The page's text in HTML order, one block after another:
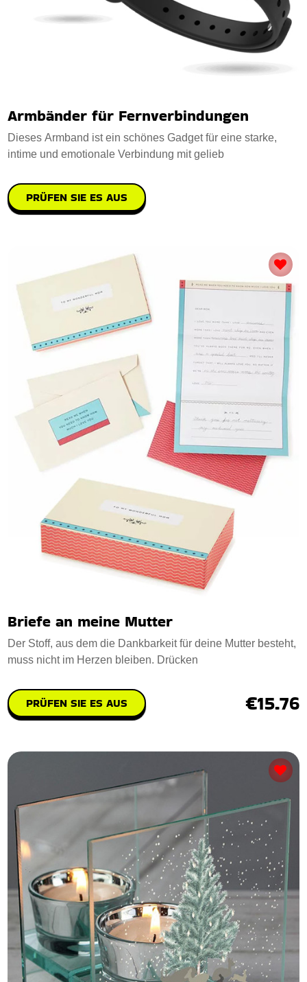
Armbänder für Fernverbindungen
Dieses Armband ist ein schönes Gadget für eine starke,
intime und emotionale Verbindung mit gelieb
PRÜFEN SIE ES AUS
Briefe an meine Mutter
Der Stoff, aus dem die Dankbarkeit für deine Mutter besteht,
muss nicht im Herzen bleiben. Drücken
PRÜFEN SIE ES AUS €15.76